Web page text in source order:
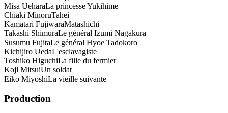
Misa UeharaLa princesse Yukihime
Chiaki MinoruTahei
Kamatari FujiwaraMatashichi
Takashi ShimuraLe général Izumi Nagakura
Susumu FujitaLe général Hyoe Tadokoro
Kichijiro UedaL'esclavagiste
Toshiko HiguchiLa fille du fermier
Koji MitsuiUn soldat
Eiko MiyoshiLa vieille suivante
Production